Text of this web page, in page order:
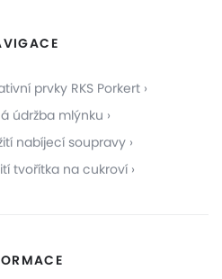
prvky RKS Porkert
údržba mlýnku
nabíjecí soupravy
tvořítka na cukroví